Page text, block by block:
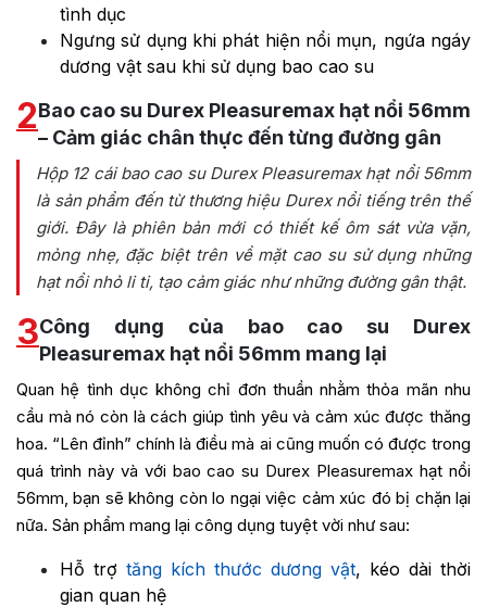
tình dục
Ngưng sử dụng khi phát hiện nổi mụn, ngứa ngáy
dương vật sau khi sử dụng bao cao su
2Bao cao su Durex Pleasuremax hạt nổi 56mm
– Cảm giác chân thực đến từng đường gân
Hộp 12 cái bao cao su Durex Pleasuremax hạt nổi 56mm
là sản phẩm đến từ thương hiệu Durex nổi tiếng trên thế
giới. Đây là phiên bản mới có thiết kế ôm sát vừa vặn,
mỏng nhẹ, đặc biệt trên về mặt cao su sử dụng những
hạt nổi nhỏ li ti, tạo cảm giác như những đường gân thật.
3Công dụng của bao cao su Durex
Pleasuremax hạt nổi 56mm mang lại
Quan hệ tình dục không chỉ đơn thuần nhằm thỏa mãn nhu
cầu mà nó còn là cách giúp tình yêu và cảm xúc được thăng
hoa. “Lên đỉnh” chính là điều mà ai cũng muốn có được trong
quá trình này và với bao cao su Durex Pleasuremax hạt nổi
56mm, bạn sẽ không còn lo ngại việc cảm xúc đó bị chặn lại
nữa. Sản phẩm mang lại công dụng tuyệt vời như sau:
Hỗ trợ tăng kích thước dương vật, kéo dài thời
gian quan hệ